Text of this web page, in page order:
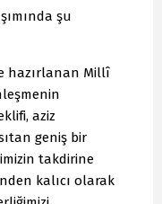
şu
hazırlanan Millî
aziz
geniş bir
takdirine
kalıcı olarak